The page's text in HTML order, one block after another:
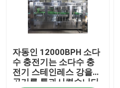
마요네즈 충전기
샐러드 드레싱 충전기
잼 충전기
자동인 12000BPH 소다
수 충전기는 소다수 충
전기 스테인레스 강을
공기를 통과시켰습니다